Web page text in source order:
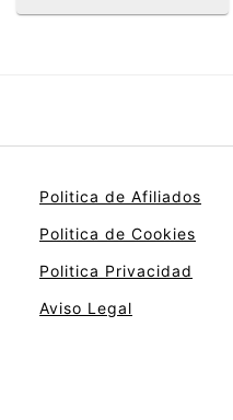
Politica de Afiliados
Politica de Cookies
Politica Privacidad
Aviso Legal